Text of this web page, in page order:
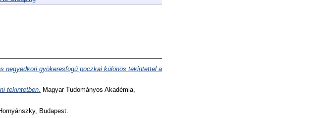
negyedkori gyökeresfogú poczkai különös tekintettel a
tekintetben. Magyar Tudományos Akadémia,
Budapest.